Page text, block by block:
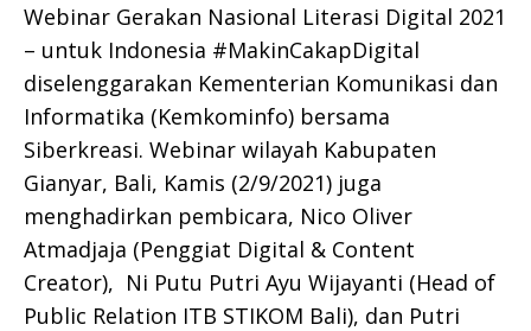
Webinar Gerakan Nasional Literasi Digital 2021
– untuk Indonesia #MakinCakapDigital
diselenggarakan Kementerian Komunikasi dan
Informatika (Kemkominfo) bersama
Siberkreasi. Webinar wilayah Kabupaten
Gianyar, Bali, Kamis (2/9/2021) juga
menghadirkan pembicara, Nico Oliver
Atmadjaja (Penggiat Digital & Content
Creator), Ni Putu Putri Ayu Wijayanti (Head of
Public Relation ITB STIKOM Bali), dan Putri